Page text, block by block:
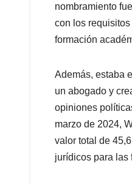
nombramiento
con los
formación
Además, estaba
un abogado y
opiniones
marzo de 2024,
valor total de
jurídicos para las